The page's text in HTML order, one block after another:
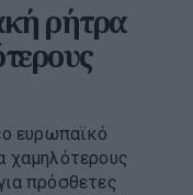
ρήτρα
ευρωπαϊκό
χαμηλότερους
πρόσθετες